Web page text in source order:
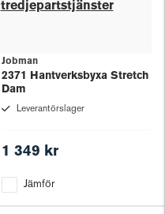
tredjepartstjänster
Jobman
2371 Hantverksbyxa Stretch
Dam
Leverantörslager
1 349 kr
Jämför